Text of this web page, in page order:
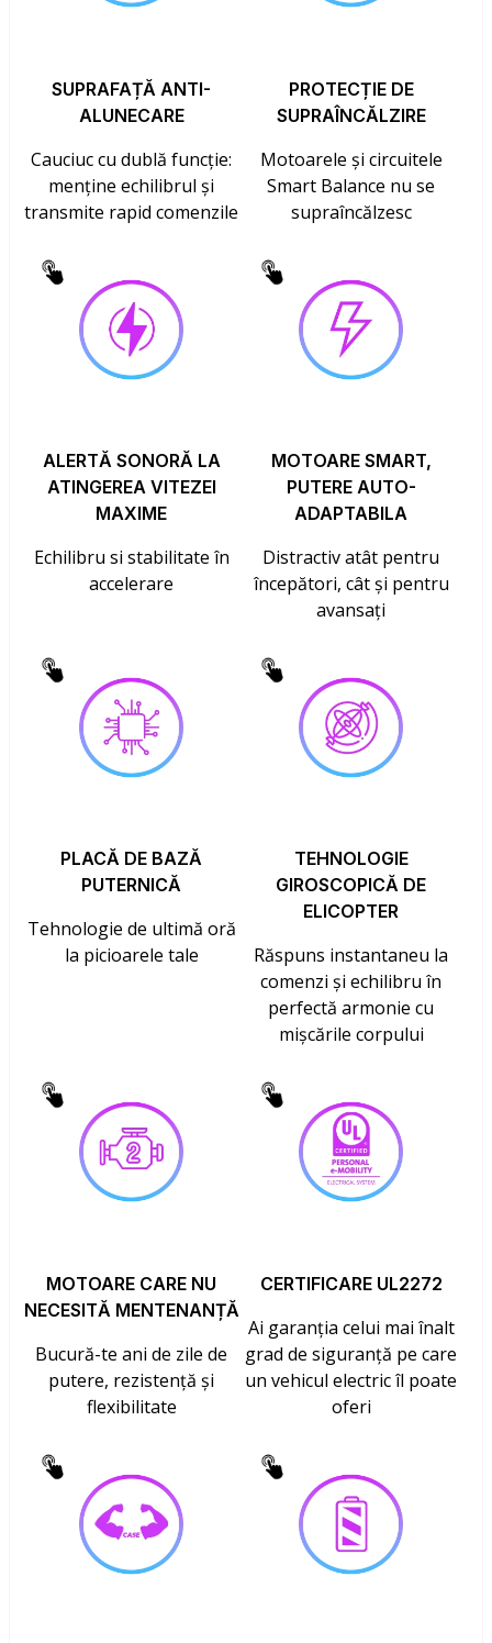
SUPRAFAȚĂ ANTI-
ALUNECARE
Cauciuc cu dublă funcție:
menține echilibrul și
transmite rapid comenzile
PROTECȚIE DE
SUPRAÎNCĂLZIRE
Motoarele și circuitele
Smart Balance nu se
supraîncălzesc
ALERTĂ SONORĂ LA
ATINGEREA VITEZEI
MAXIME
Echilibru si stabilitate în
accelerare
MOTOARE SMART,
PUTERE AUTO-
ADAPTABILA
Distractiv atât pentru
începători, cât și pentru
avansați
PLACĂ DE BAZĂ
PUTERNICĂ
Tehnologie de ultimă oră
la picioarele tale
TEHNOLOGIE
GIROSCOPICĂ DE
ELICOPTER
Răspuns instantaneu la
comenzi și echilibru în
perfectă armonie cu
mișcările corpului
MOTOARE CARE NU
NECESITĂ MENTENANȚĂ
Bucură-te ani de zile de
putere, rezistență și
flexibilitate
CERTIFICARE UL2272
Ai garanția celui mai înalt
grad de siguranță pe care
un vehicul electric îl poate
oferi